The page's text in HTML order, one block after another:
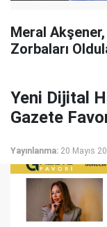
Meral
Zorbaları
Yeni Dijital
Gazete
Yayınlanma: 20 Mayıs